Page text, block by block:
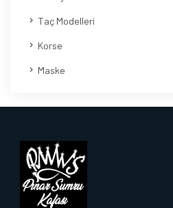
Taç Modelleri
Korse
Maske